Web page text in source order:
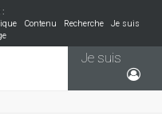
:
Contenu Recherche
Je suis
Je suis